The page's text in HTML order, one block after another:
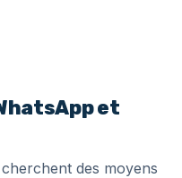
et
des moyens